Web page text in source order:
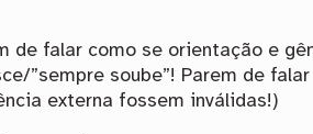
de falar como se orientação e
”sempre soube”! Parem de
externa fossem inválidas!)